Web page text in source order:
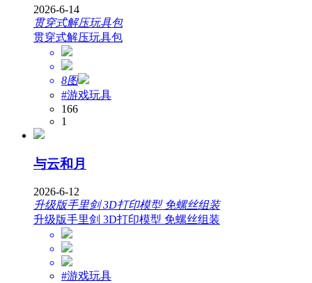
2026-6-14
贯穿式解压玩具包
贯穿式解压玩具包
8图
#游戏玩具
166
1
与云和月
2026-6-12
升级版手里剑 3D打印模型 免螺丝组装
升级版手里剑 3D打印模型 免螺丝组装
#游戏玩具